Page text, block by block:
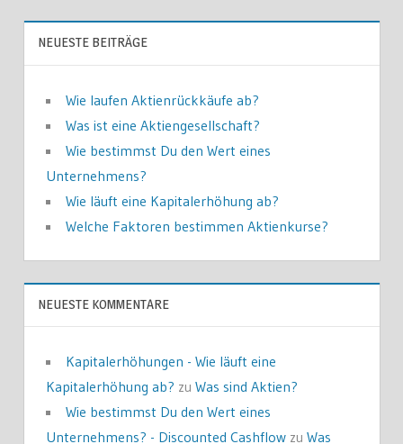
NEUESTE BEITRÄGE
Wie laufen Aktienrückkäufe ab?
Was ist eine Aktiengesellschaft?
Wie bestimmst Du den Wert eines
Unternehmens?
Wie läuft eine Kapitalerhöhung ab?
Welche Faktoren bestimmen Aktienkurse?
NEUESTE KOMMENTARE
Kapitalerhöhungen - Wie läuft eine
Kapitalerhöhung ab? zu Was sind Aktien?
Wie bestimmst Du den Wert eines
Unternehmens? - Discounted Cashflowzu Was